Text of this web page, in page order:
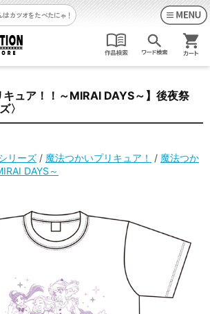
はカツオをたべたにゃ！
キュア！！～MIRAI DAYS～】後夜祭
〉
リーズ / 魔法つかいプリキュア！ / 魔法つか
DAYS～